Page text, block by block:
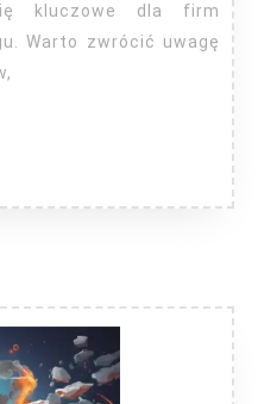
kluczowe dla firm
Warto zwrócić uwagę